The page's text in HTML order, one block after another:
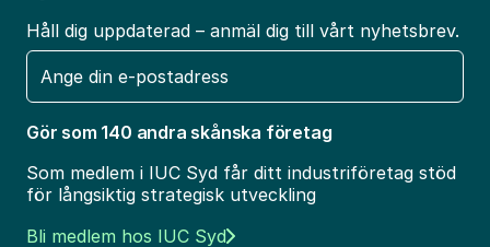
Håll dig uppdaterad – anmäl dig till vårt nyhetsbrev.
E-
post
Gör som 140 andra skånska företag
Som medlem i IUC Syd får ditt industriföretag stöd
för långsiktig strategisk utveckling
Bli medlem hos IUC Syd